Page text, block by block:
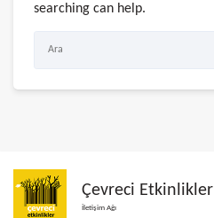
searching can help.
Çevreci Etkinlikler
İletişim Ağı